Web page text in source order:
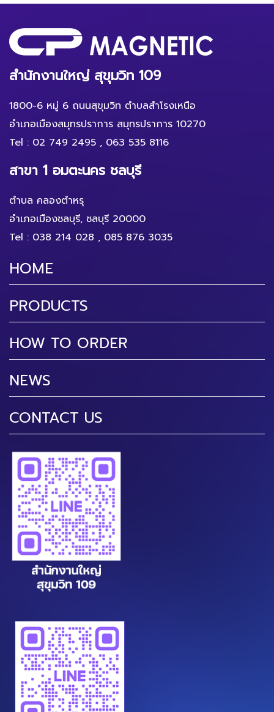
สำนักงานใหญ่ สุขุมวิท 109
1800-6 หมู่ 6 ถนนสุขุมวิท ตำบลสำโรงเหนือ
อำเภอเมืองสมุทรปราการ สมุทรปราการ 10270
Tel : 02 749 2495 , 063 535 8116
สาขา 1 อมตะนคร ชลบุรี
ตำบล คลองตำหรุ
อำเภอเมืองชลบุรี, ชลบุรี 20000
Tel : 038 214 028 , 085 876 3035
HOME
PRODUCTS
HOW TO ORDER
NEWS
CONTACT US